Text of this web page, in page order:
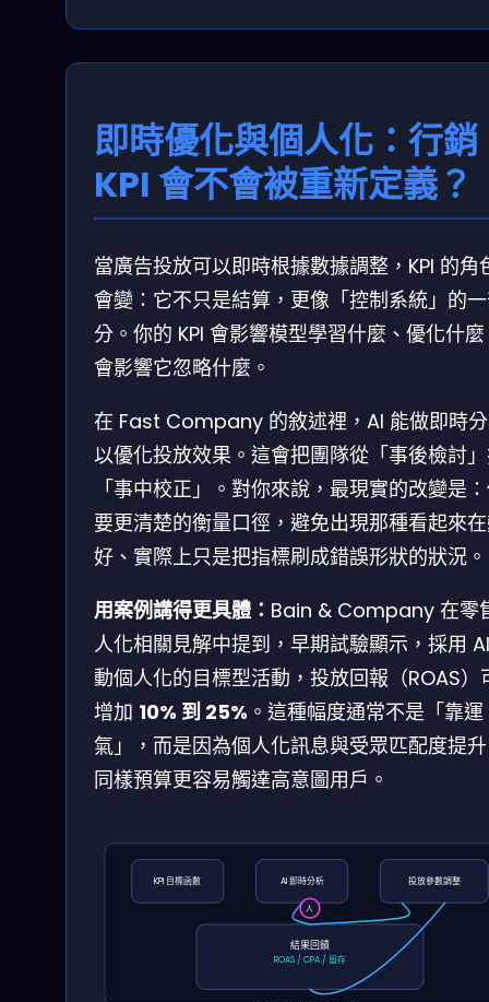
即時優化與個人化：行銷
KPI 會不會被重新定義？
當廣告投放可以即時根據數據調整，KPI 的角
會變：它不只是結算，更像「控制系統」的
分。你的 KPI 會影響模型學習什麼、優化什
會影響它忽略什麼。
在 Fast Company 的敘述裡，AI 能做即時
以優化投放效果。這會把團隊從「事後檢討
「事中校正」。對你來說，最現實的改變是
要更清楚的衡量口徑，避免出現那種看起來
好、實際上只是把指標刷成錯誤形狀的狀況。
用案例講得更具體： Bain & Company 在零
人化相關見解中提到，早期試驗顯示，採用
動個人化的目標型活動，投放回報（ROAS）
增加 10% 到 25% 。這種幅度通常不是「靠運
氣」，而是因為個人化訊息與受眾匹配度提
同樣預算更容易觸達高意圖用戶。
KPI 目標函數 AI 即時分析 投放參數調整
結果回饋
ROAS / CPA / 留存
人